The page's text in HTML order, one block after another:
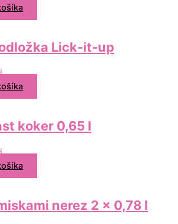
Lick-it-up
koker 0,65 l
nerez 2 x 0,78 l